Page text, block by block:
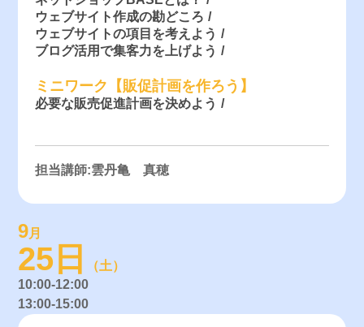
ウェブサイト作成の勘どころ
ウェブサイトの項目を考えよう
ブログ活用で集客力を上げよう
ミニワーク【販促計画を作ろう】
必要な販売促進計画を決めよう
担当講師:雲丹亀 真穂
9月
25日
（土）
10:00-12:00
13:00-15:00